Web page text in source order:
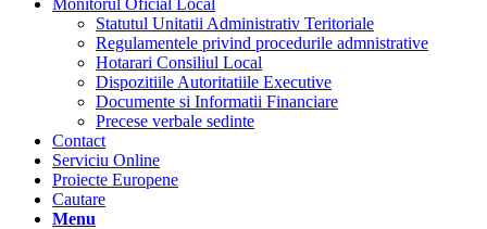
Monitorul Oficial Local
Statutul Unitatii Administrativ Teritoriale
Regulamentele privind procedurile admnistrative
Hotarari Consiliul Local
Dispozitiile Autoritatiile Executive
Documente si Informatii Financiare
Precese verbale sedinte
Contact
Serviciu Online
Proiecte Europene
Cautare
Menu